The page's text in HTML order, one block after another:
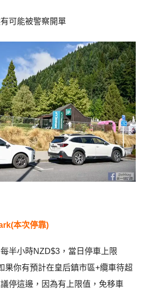
可能被警察開單
本次停靠)
半小時NZD$3，當日停車上限
果你有預計在皇后鎮市區+纜車待超
停這邊，因為有上限值，免移車